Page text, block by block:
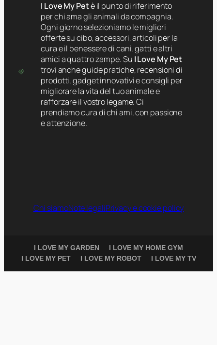
I Love My Petè il punto di riferimento
per chi ama gli animali da compagnia.
Ogni giorno selezioniamo le migliori
offerte su cibo, accessori, articoli per la
cura e il benessere di cani, gatti e altri
amici a quattro zampe. Su I Love My Pet
trovi anche guide pratiche, recensioni di
prodotti, gadget innovativi e consigli per
migliorare la vita del tuo animale e
rafforzare il vostro legame. Ci
prendiamo cura di chi ami, con passione
e attenzione.
Chi siamoNote legaliPrivacy e cookie policy
I LOVE MY GARDEN
I LOVE MY HOME GYM
I LOVE MY PET
I LOVE MY ROBOT I LOVE MY TV